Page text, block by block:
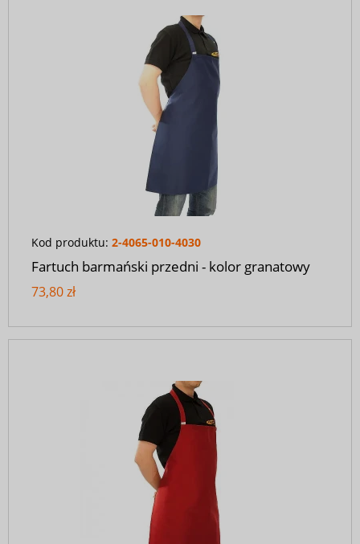
Kod produktu: 2-4065-010-4030
Fartuch barmański przedni - kolor granatowy
73,80 zł